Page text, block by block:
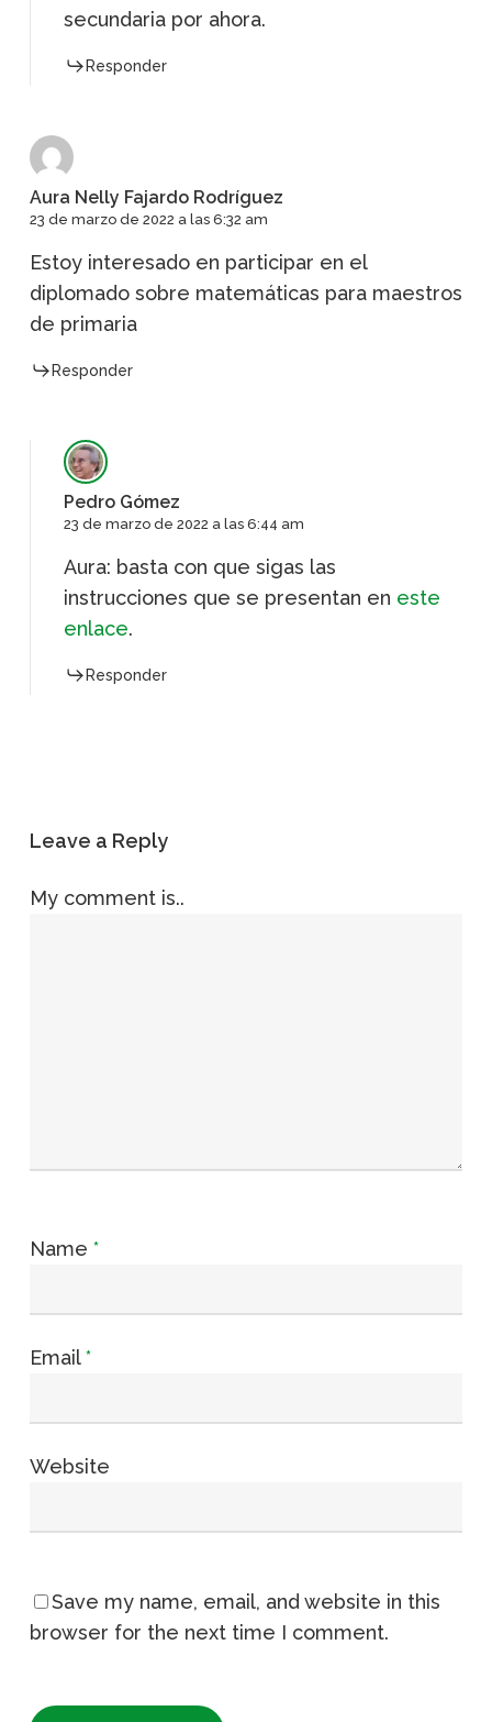
secundaria por ahora.
Responder
Aura Nelly Fajardo Rodríguez
23 de marzo de 2022 a las 6:32 am
Estoy interesado en participar en el
diplomado sobre matemáticas para maestros
de primaria
Responder
Pedro Gómez
23 de marzo de 2022 a las 6:44 am
Aura: basta con que sigas las
instrucciones que se presentan en este
enlace.
Responder
Leave a Reply
My comment is..
Name *
Email*
Website
Save my name, email, and website in this
browser for the next time I comment.